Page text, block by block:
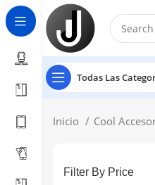
Todas Las
Inicio Cool
Filter By Price